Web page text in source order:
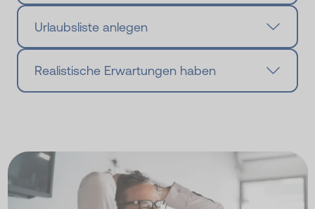
Urlaubsliste anlegen
Realistische Erwartungen haben